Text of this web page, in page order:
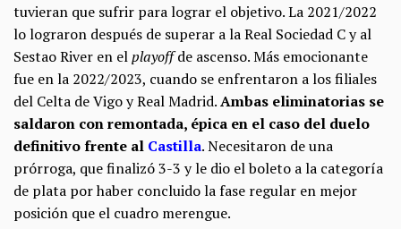
tuvieran que sufrir para lograr el objetivo. La 2021/2022
lo lograron después de superar a la Real Sociedad C y al
Sestao River en elplayoffde ascenso. Más emocionante
fue en la 2022/2023, cuando se enfrentaron a los filiales
del Celta de Vigo y Real Madrid.Ambas eliminatorias se
saldaron con remontada, épica en el caso del duelo
definitivo frente al Castilla. Necesitaron de una
prórroga, que finalizó 3-3 y le dio el boleto a la categoría
de plata por haber concluido la fase regular en mejor
posición que el cuadro merengue.